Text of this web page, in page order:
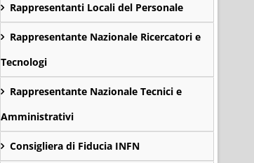
Rappresentanti Locali del Personale
Rappresentante Nazionale Ricercatori e
Tecnologi
Rappresentante Nazionale Tecnici e
Amministrativi
Consigliera di Fiducia INFN